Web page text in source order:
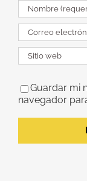
Guardar mi
navegador